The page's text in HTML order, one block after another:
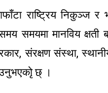
राष्ट्रिय निकुञ्ज
समयमा मानविय
संरक्षण संस्था,
छ् ।